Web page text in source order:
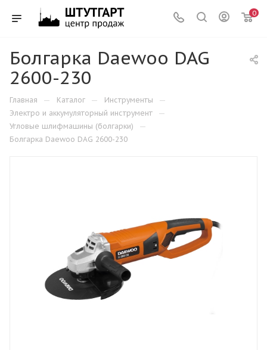
0
Болгарка Daewoo DAG
2600-230
Главная — Каталог — Инструменты —
Электро и аккумуляторный инструмент —
Угловые шлифмашины (болгарки) —
Болгарка Daewoo DAG 2600-230